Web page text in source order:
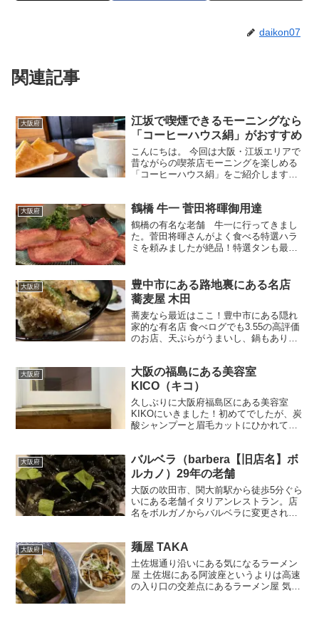
daikon07
関連記事
大阪府
江坂で喫煙できるモーニングなら
「コーヒーハウス絹」がおすすめ
こんにちは。 今回は大阪・江坂エリアで
昔ながらの喫茶店モーニングを楽しめる
「コーヒーハウス絹」をご紹介します。
からゆっくりコーヒーを飲みながら一服
したい方には特におすす...
大阪府 鶴橋 牛一 菅田将暉御用達
鶴橋の有名な老舗 牛一に行ってきまし
た。菅田将暉さんがよく食べる特選ハラ
ミを頼みましたが絶品！特選タンも最
大阪府
豊中市にある路地裏にある名店
蕎麦屋 木田
蕎麦なら最近はここ！豊中市にある隠れ
家的な有名店 食べログでも3.55の高評価
のお店、天ぷらがうまいし、鍋もありま
す。 メニューはシンプルで蕎麦と天ぷら
メイン。卵焼きと...
大阪府
大阪の福島にある美容室
KICO（キコ）
久しぶりに大阪府福島区にある美容室
KIKOにいきました！初めてでしたが、炭
酸シャンプーと眉毛カットにひかれて初
念でお店は混んでましたが、私のオスス
メは炭酸シャンプーです
大阪府
バルベラ（barbera【旧店名】ボ
ルカノ）29年の老舗
大阪の吹田市、関大前駅から徒歩5分ぐら
いにある老舗イタリアンレストラン。店
名をボルガノからバルベラに変更され
るお店です。家族・有人にもぜひおすす
めできる味を堪能できるいいお店です。
大阪府 麺屋 TAKA
土佐堀通り沿いにある気になるラーメン
屋 土佐堀にある阿波座というよりは高速
の入り口の交差点にあるラーメン屋 気に